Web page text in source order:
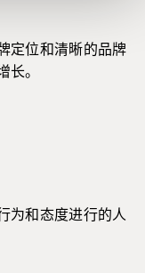
定位和清晰的品牌
长。
为和态度进行的人